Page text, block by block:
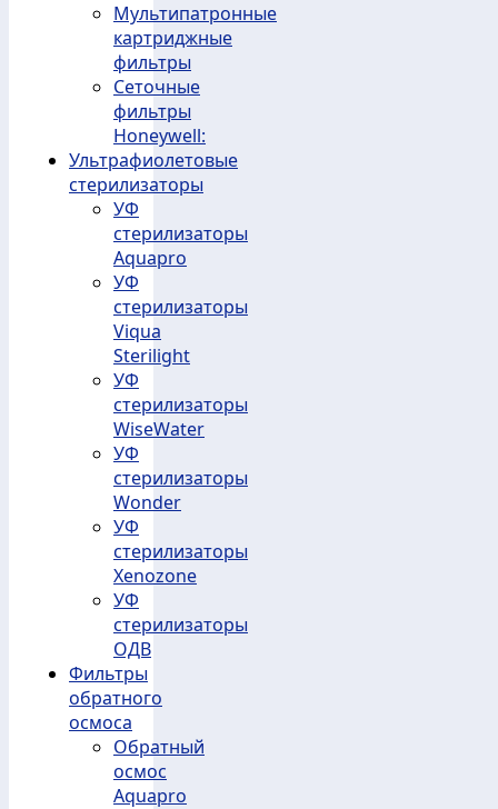
Мультипатронные
картриджные
фильтры
Сеточные
фильтры
Honeywell:
Ультрафиолетовые
стерилизаторы
УФ
стерилизаторы
Aquapro
УФ
стерилизаторы
Viqua
Sterilight
УФ
стерилизаторы
WiseWater
УФ
стерилизаторы
Wonder
УФ
стерилизаторы
Xenozone
УФ
стерилизаторы
ОДВ
Фильтры
обратного
осмоса
Обратный
осмос
Aquapro